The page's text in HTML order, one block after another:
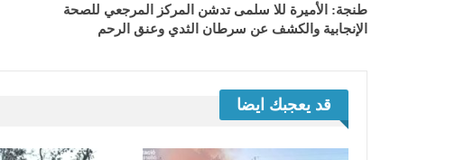
طنجة: الأميرة للا سلمى تدشن المركز المرجعي للصحة
الإنجابية والكشف عن سرطان الثدي وعنق الرحم
قد يعجبك ايضا